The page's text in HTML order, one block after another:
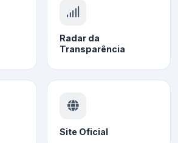
Radar da
Transparência
Site Oficial